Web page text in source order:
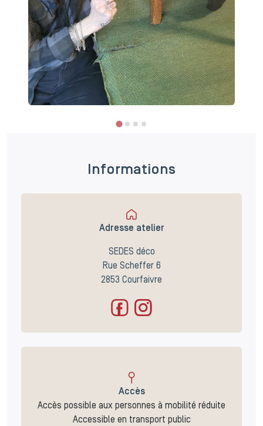
Informations
Adresse atelier
SEDES déco
Rue Scheffer 6
2853 Courfaivre
Accès
Accès possible aux personnes à mobilité réduite
Accessible en transport public